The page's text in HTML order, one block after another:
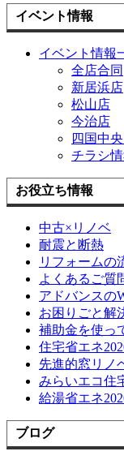
イベント情報
イベント情報
全店合同
新居浜店
松山店
今治店
四国中
チラシ
お役立ち情報
中古×リノベ
耐震と断熱
リフォームの
よくあるご質
アドバンスの
お困りごと解
補助金を使っ
住宅省エネ
先進的窓リノ
みらいエコ住
給湯省エネ
ブログ